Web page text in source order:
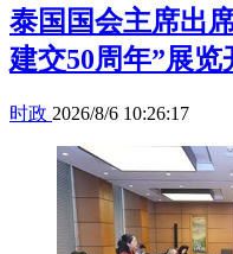
泰国国会主席出
建交50周年”展览
时政 2026/8/6 10:26:17